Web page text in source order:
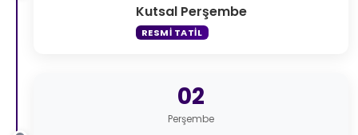
Kutsal Perşembe
RESMI TATIL
02
Perşembe